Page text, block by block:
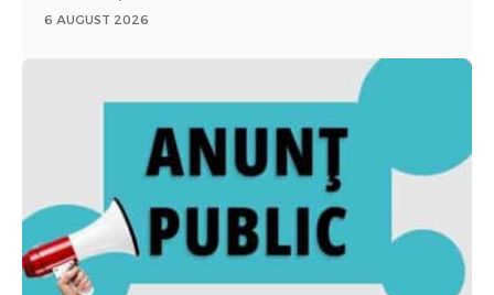
6 AUGUST 2026